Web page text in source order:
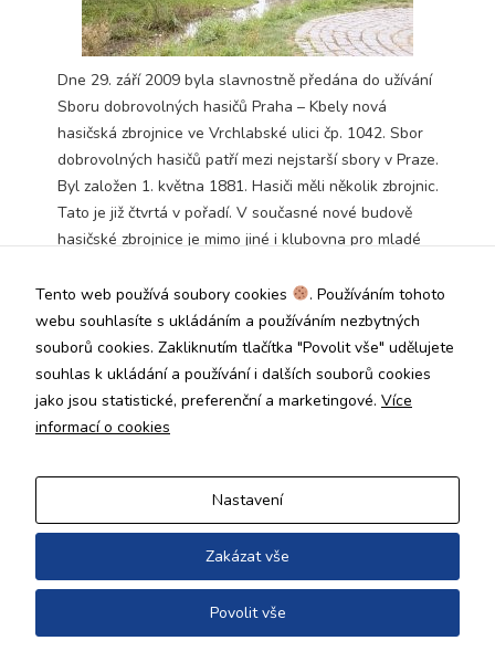
Dne 29. září 2009 byla slavnostně předána do užívání
Sboru dobrovolných hasičů Praha – Kbely nová
hasičská zbrojnice ve Vrchlabské ulici čp. 1042. Sbor
dobrovolných hasičů patří mezi nejstarší sbory v Praze.
Byl založen 1. května 1881. Hasiči měli několik zbrojnic.
Tato je již čtvrtá v pořadí. V současné nové budově
hasičské zbrojnice je mimo jiné i klubovna pro mladé
místnosti pro moderní techniku.
Copyright © 2026
Úřad městské části Praha 19
Tento web používá soubory cookies
. Používáním tohoto
webu souhlasíte s ukládáním a používáním nezbytných
souborů cookies. Zakliknutím tlačítka "Povolit vše" udělujete
souhlas k ukládání a používání i dalších souborů cookies
jako jsou statistické, preferenční a marketingové. Více
informací o cookies
Nastavení
Zakázat vše
Povolit vše
Technické
cookies
Technické
cookies jsou
nezbytné pro
webu a všech
funkcí, které
nabízí.
Váš souhlas s
využitím
cookies
deaktivovány
nebo
aktivovány.